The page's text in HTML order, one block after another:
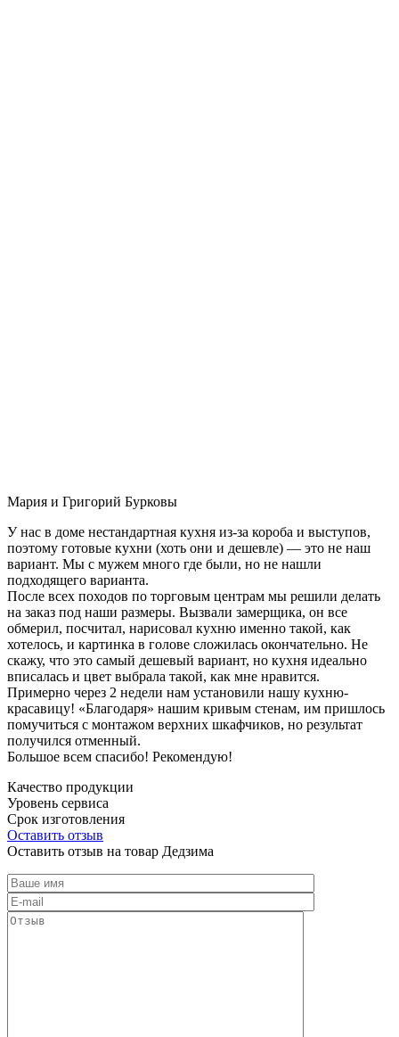
Мария и Григорий Бурковы
У нас в доме нестандартная кухня из-за короба и выступов,
поэтому готовые кухни (хоть они и дешевле) — это не наш
вариант. Мы с мужем много где были, но не нашли
подходящего варианта.
После всех походов по торговым центрам мы решили делать
на заказ под наши размеры. Вызвали замерщика, он все
обмерил, посчитал, нарисовал кухню именно такой, как
хотелось, и картинка в голове сложилась окончательно. Не
скажу, что это самый дешевый вариант, но кухня идеально
вписалась и цвет выбрала такой, как мне нравится.
Примерно через 2 недели нам установили нашу кухню-
красавицу! «Благодаря» нашим кривым стенам, им пришлось
помучиться с монтажом верхних шкафчиков, но результат
получился отменный.
Большое всем спасибо! Рекомендую!
Качество продукции
Уровень сервиса
Срок изготовления
Оставить отзыв
Оставить отзыв на товар Дедзима